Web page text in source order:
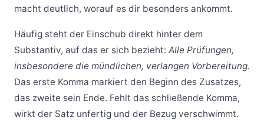
macht deutlich, worauf es dir besonders ankommt.
Häufig steht der Einschub direkt hinter dem
Substantiv, auf das er sich bezieht: Alle Prüfungen,
insbesondere die mündlichen, verlangen Vorbereitung.
Das erste Komma markiert den Beginn des Zusatzes,
das zweite sein Ende. Fehlt das schließende Komma,
wirkt der Satz unfertig und der Bezug verschwimmt.